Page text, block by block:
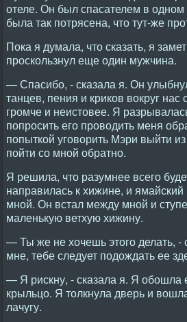
отеле. Он был спасателем в одном
была так потрясена, что тут-же
Пока я думала, что сказать, я
проскользнул еще один мужчина.
— Спасибо, - сказала я. Он
танцев, пения и криков вокруг нас
громче и неистовее. Я
попросить его проводить меня
попыткой уговорить Мэри выйти
пойти со мной обратно.
Я решила, что разумнее всего
направилась к хижине, и
мной. Он встал между мной и
маленькую ветхую хижину.
— Ты же не хочешь этого делать, -
мне, тебе следует подождать ее
— Я рискну, - сказала я. Я обошла
крыльцо. Я толкнула дверь и
лачугу.